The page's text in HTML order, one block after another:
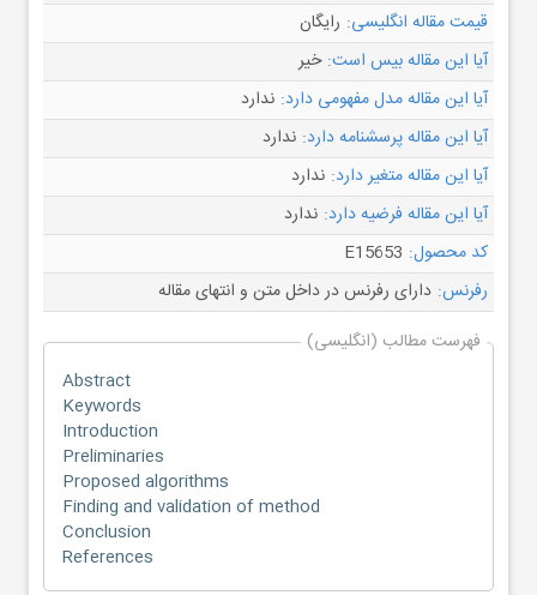
قیمت مقاله انگلیسی: رایگان
آیا این مقاله بیس است: خیر
آیا این مقاله مدل مفهومی دارد: ندارد
آیا این مقاله پرسشنامه دارد: ندارد
آیا این مقاله متغیر دارد: ندارد
آیا این مقاله فرضیه دارد: ندارد
کد محصول: E15653
رفرنس: دارای رفرنس در داخل متن و انتهای مقاله
فهرست مطالب (انگلیسی)
Abstract
Keywords
Introduction
Preliminaries
Proposed algorithms
Finding and validation of method
Conclusion
References